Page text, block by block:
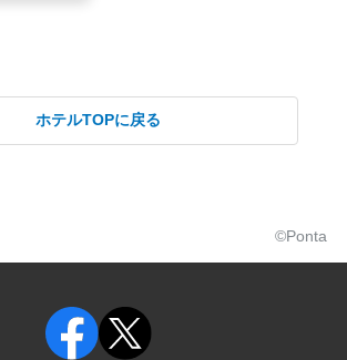
ホテルTOPに戻る
©Ponta